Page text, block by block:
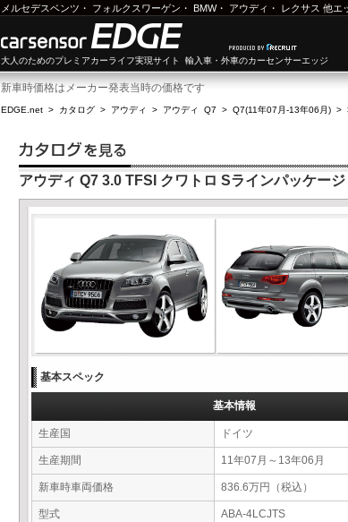
メルセデスベンツ ・ フォルクスワーゲン ・ BMW・ アウディ ・ レクサス 他エ
大人のためのプレミアカーライフ実現サイト 輸入車・外車のカーセンサーエッジ
新車時価格はメーカー発表当時の価格です
EDGE.net > カタログ > アウディ > アウディ Q7 > Q7(11年07月-13年06月) >
アウディ Q7 3.0 TFSI クワトロ Sラインパッケージ
基本スペック
基本情報
生産国 ドイツ
生産期間 11年07月～13年06月
新車時車両価格 836.6万円（税込）
型式 ABA-4LCJTS